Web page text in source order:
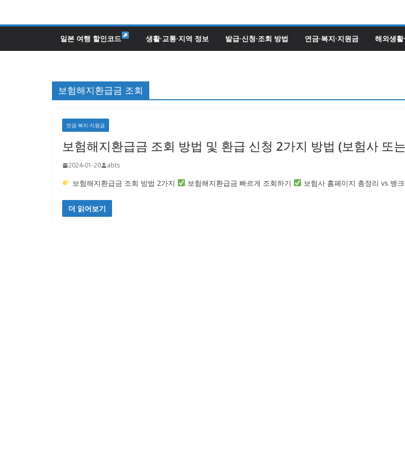
로
일본 여행 할인코드 생활·교통·지역 정보 발급·신청·조회 방법 연금·복지·지원금 해외생활
보험해지환급금 조회
연금·복지·지원금
보험해지환급금 조회 방법 및 환급 신청 2가지 방법 (보험사 또
2024-01-20 abts
보험해지환급금 조회 방법 2가지 보험해지환급금 빠르게 조회하기 보험사 홈페이지 총정리 vs 뱅
더 읽어보기